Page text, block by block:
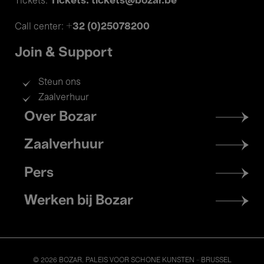
Call center: +32 (0)25078200
Join & Support
Steun ons
Zaalverhuur
Footer
menu
Over Bozar
Zaalverhuur
Pers
Werken bij Bozar
© 2026 BOZAR. PALEIS VOOR SCHONE KUNSTEN - BRUSSEL